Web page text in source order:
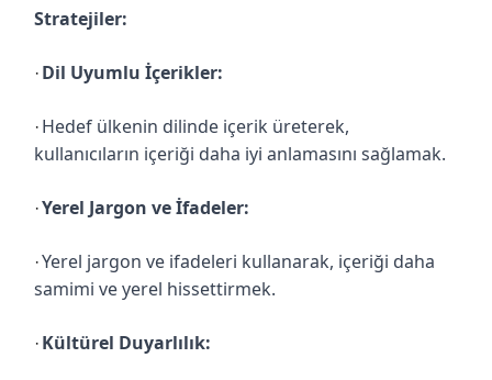
Stratejiler:
· Dil Uyumlu İçerikler:
· Hedef ülkenin dilinde içerik üreterek,
kullanıcıların içeriği daha iyi anlamasını sağlamak.
·Yerel Jargon ve İfadeler:
·Yerel jargon ve ifadeleri kullanarak, içeriği daha
samimi ve yerel hissettirmek.
· Kültürel Duyarlılık: